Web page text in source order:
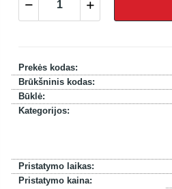
Prekės kodas:
Brūkšninis kodas:
Būklė:
Kategorijos:
Pristatymo laikas:
Pristatymo kaina: